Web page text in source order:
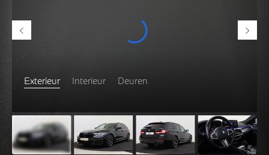
Exterieur Interieur Deuren